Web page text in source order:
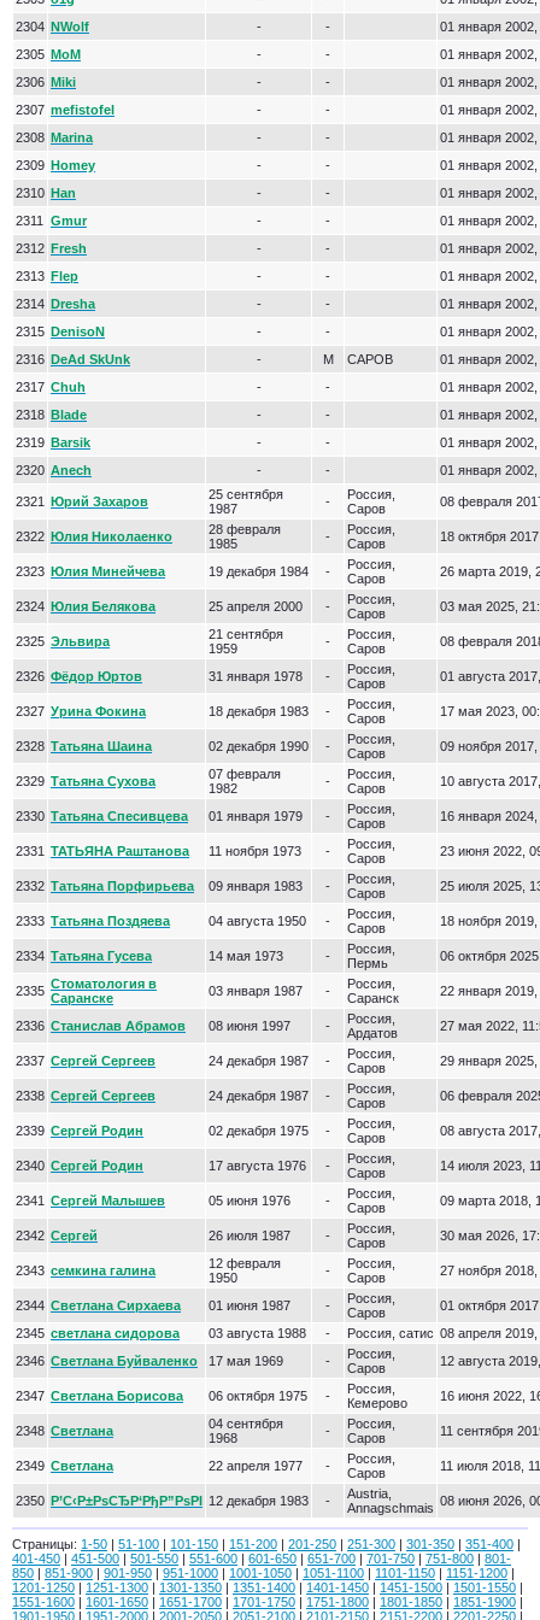
2304 NWolf - -
01 января
2305 MoM - -
01 января
2306 Miki - -
01 января
2307 mefistofel - -
01 января
2308 Marina - -
01 января
2309 Homey - -
01 января
2310 Han - -
01 января
2311
Gmur - -
01 января
2312 Fresh - -
01 января
2313 Flep - -
01 января
2314 Dresha - -
01 января
2315 DenisoN - -
01 января
2316 DeAd SkUnk - М САРОВ
01 января
2317 Chuh - -
01 января
2318 Blade - -
01 января
2319 Barsik - -
01 января
2320 Anech - - 01 января
2321 Юрий Захаров
25 сентября
1987
-
Россия,
Саров
08 февраля
2322 Юлия Николаенко
28 февраля
1985
-
Россия,
Саров
18 октября
2323 Юлия Минейчева 19 декабря 1984 -
Россия,
Саров
26 марта 2019,
2324 Юлия Белякова 25 апреля 2000 -
Россия,
Саров
03 мая 2025,
2325 Эльвира
21 сентября
1959
-
Россия,
Саров
08 февраля
2326 Фёдор Юртов 31 января 1978 -
Россия,
Саров
01 августа
2327 Урина Фокина 18 декабря 1983 -
Россия,
Саров
17 мая 2023,
2328 Татьяна Шаина 02 декабря 1990 -
Россия,
Саров
09 ноября
2329 Татьяна Сухова
07 февраля
1982
-
Россия,
Саров
10 августа
2330 Татьяна Спесивцева 01 января 1979 -
Россия,
Саров
16 января
2331 ТАТЬЯНА Раштанова 11 ноября 1973 -
Россия,
Саров
23 июня 2022,
2332 Татьяна Порфирьева 09 января 1983 -
Россия,
Саров
25 июля 2025,
2333 Татьяна Поздяева 04 августа 1950 -
Россия,
Саров
18 ноября
2334 Татьяна Гусева 14 мая 1973 -
Россия,
Пермь
06 октября
2335 Стоматология в
Саранске
03 января 1987 -
Россия,
Саранск
22 января
2336 Станислав Абрамов 08 июня 1997 -
Россия,
Ардатов
27 мая 2022,
2337 Сергей Сергеев 24 декабря 1987 -
Россия,
Саров
29 января
2338 Сергей Сергеев 24 декабря 1987 -
Россия,
Саров
06 февраля
2339 Сергей Родин 02 декабря 1975 -
Россия,
Саров
08 августа
2340 Сергей Родин 17 августа 1976 -
Россия,
Саров
14 июля 2023,
2341 Сергей Малышев 05 июня 1976 -
Россия,
Саров
09 марта 2018,
2342 Сергей 26 июля 1987 -
Россия,
Саров
30 мая 2026,
2343 семкина галина
12 февраля
1950
-
Россия,
Саров
27 ноября
2344 Светлана Сирхаева 01 июня 1987 -
Россия,
Саров
01 октября
2345 светлана сидорова 03 августа 1988 - Россия, сатис 08 апреля 2019,
2346 Светлана Буйваленко 17 мая 1969 -
Россия,
Саров
12 августа
2347 Светлана Борисова 06 октября 1975 -
Россия,
Кемерово
16 июня 2022,
2348 Светлана
04 сентября
1968
-
Россия,
Саров
11 сентября
2349 Светлана 22 апреля 1977 -
Россия,
Саров
11 июля 2018,
2350 Р’С‹Р±РѕСЂР‘РђР”РѕРІ 12 декабря 1983 -
Austria,
Annagschmais 08 июня 2026,
Страницы: 1-50 | 51-100 | 101-150 | 151-200 | 201-250 | 251-300 | 301-350 | 351-400 |
401-450 | 451-500 | 501-550 | 551-600 | 601-650 | 651-700 | 701-750 | 751-800 | 801-
850 | 851-900 | 901-950 | 951-1000 | 1001-1050 | 1051-1100 | 1101-1150 | 1151-1200 |
1201-1250 | 1251-1300 | 1301-1350 | 1351-1400 | 1401-1450 | 1451-1500 | 1501-1550 |
1551-1600 | 1601-1650 | 1651-1700 | 1701-1750 | 1751-1800 | 1801-1850 | 1851-1900 |
1901-1950 | 1951-2000 | 2001-2050 | 2051-2100 | 2101-2150 | 2151-2200 | 2201-2250 |